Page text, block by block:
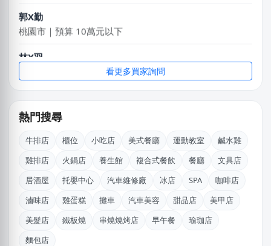
郭X勤
桃園市｜預算 10萬元以下
林X羽
桃園市｜預算 10萬~30萬元
基隆市｜預算 10萬~30萬元
嘉義市｜預算 30萬~50萬元
高雄市｜預算 10萬元以下
看更多買家詢問
熱門搜尋
牛排店 櫃位 小吃店 美式餐廳 運動教室
鹹水雞
雞排店
火鍋店 養生館 複合式餐飲 餐廳
文具店
居酒屋
托嬰中心 汽車維修廠 冰店 SPA
咖啡店
滷味店
雞蛋糕 攤車 汽車美容 甜品店
美甲店
美髮店
鐵板燒 串燒燒烤店 早午餐
瑜珈店
麵包店